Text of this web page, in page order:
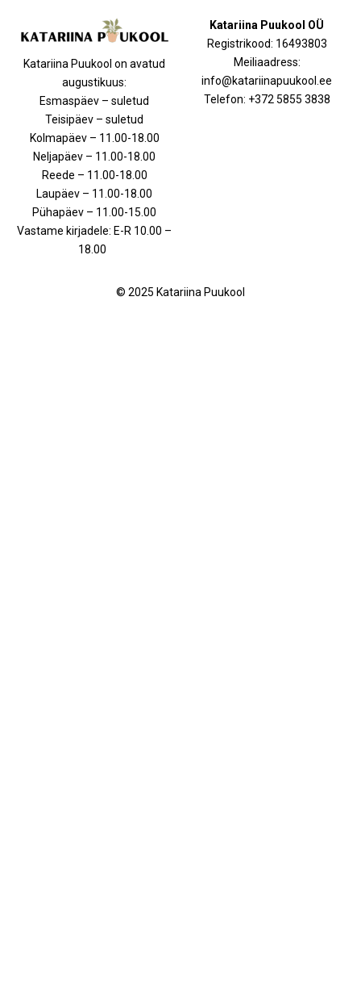
Katariina Puukool on avatud
augustikuus:
Esmaspäev – suletud
Teisipäev – suletud
Kolmapäev – 11.00-18.00
Neljapäev – 11.00-18.00
Reede – 11.00-18.00
Laupäev – 11.00-18.00
Pühapäev – 11.00-15.00
Vastame kirjadele: E-R 10.00 –
18.00
Katariina Puukool OÜ
Registrikood: 16493803
Meiliaadress:
info@katariinapuukool.ee
Telefon: +372 5855 3838
© 2025 Katariina Puukool